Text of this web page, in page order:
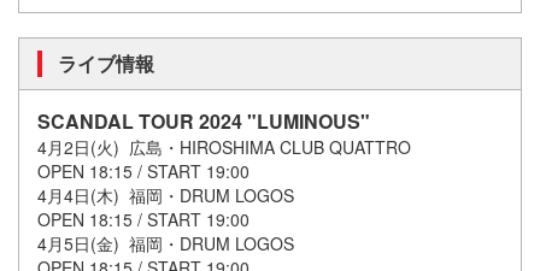
ライブ情報
SCANDAL TOUR 2024 "LUMINOUS"
4月2日(火) 広島・HIROSHIMA CLUB QUATTRO
OPEN 18:15 / START 19:00
4月4日(木) 福岡・DRUM LOGOS
OPEN 18:15 / START 19:00
4月5日(金) 福岡・DRUM LOGOS